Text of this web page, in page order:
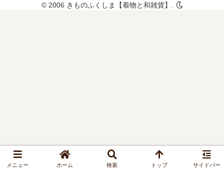
© 2006 きものふくしま【着物と和雑貨】.
メニュー ホーム 検索 トップ サイドバー